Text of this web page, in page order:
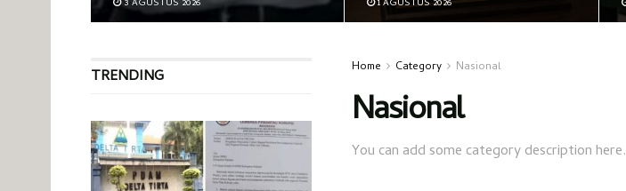
3 AGUSTUS 2026 1 AGUSTUS 2026
Home Category Nasional
Nasional
You can add some category description here.
TRENDING